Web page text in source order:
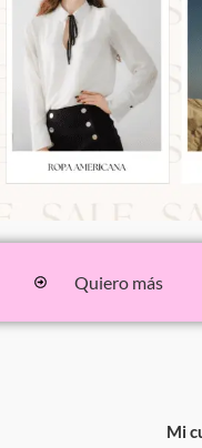
Quiero más
Mi